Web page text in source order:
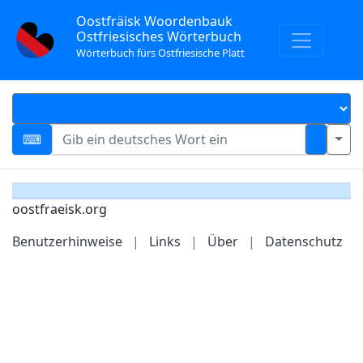
Oostfräisk Woordenbauk
Ostfriesisches Wörterbuch
Wörterbuch fürs Ostfriesische Platt
oostfraeisk.org
Benutzerhinweise
| Links | Über | Datenschutz